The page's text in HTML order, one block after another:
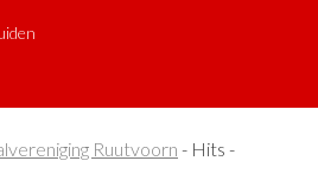
Ruutvoorn - Hits -